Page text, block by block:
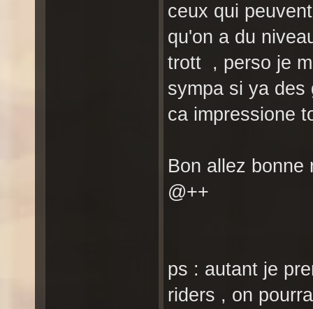
ceux qui
qu'on a du
trott , perso je
sympa si ya des
ca impressione
Bon allez bonne
@++
ps : autant je
riders , on